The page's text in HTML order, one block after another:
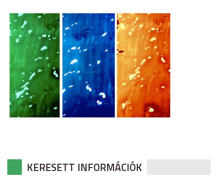
KERESETT INFORMÁCIÓK